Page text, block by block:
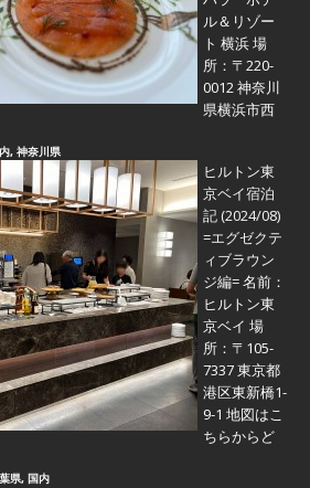
ル＆リゾー
ト 横浜 場
所：〒220-
0012 神奈川
県横浜市西
, 神奈川県
ヒルトン東
京ベイ宿泊
記 (2024/08)
=エグゼクテ
ィブラウン
ジ編=名前：
ヒルトン東
京ベイ 場
所：〒105-
7337 東京都
港区東新橋1-
9-1 地図はこ
ちらからど
県, 国内